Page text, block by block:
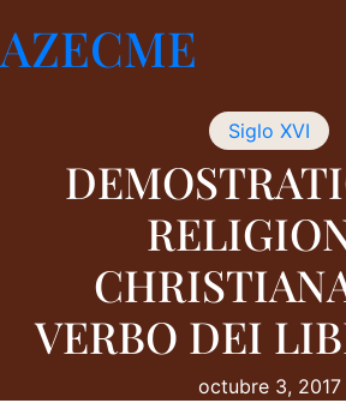
al
contenido
AZECME
Siglo XVI
VERBO DEI
octubre 3, 2017